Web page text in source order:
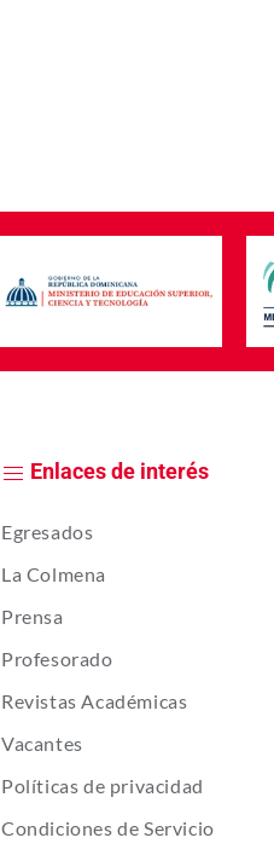
Enlaces de interés
Egresados
La Colmena
Prensa
Profesorado
Revistas Académicas
Vacantes
Políticas de privacidad
Condiciones de Servicio